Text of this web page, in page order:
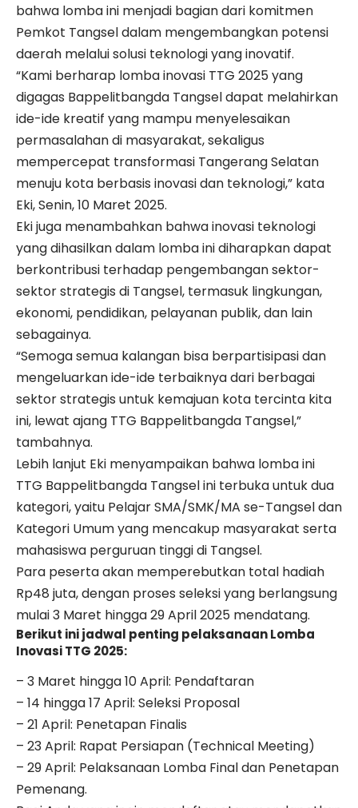
bahwa lomba ini menjadi bagian dari komitmen
Pemkot Tangseldalam mengembangkan potensi
daerah melalui solusi teknologi yang inovatif.
“Kami berharap lomba inovasi TTG 2025 yang
digagas Bappelitbangda Tangsel dapat melahirkan
ide-ide kreatif yang mampu menyelesaikan
permasalahan di masyarakat, sekaligus
mempercepat transformasi Tangerang Selatan
menuju kota berbasis inovasi dan teknologi,” kata
Eki, Senin, 10 Maret 2025.
Eki juga menambahkan bahwa inovasi teknologi
yang dihasilkan dalam lomba ini diharapkan dapat
berkontribusi terhadap pengembangan sektor-
sektor strategis di Tangsel, termasuk lingkungan,
ekonomi, pendidikan, pelayanan publik, dan lain
sebagainya.
“Semoga semua kalangan bisa berpartisipasi dan
mengeluarkan ide-ide terbaiknya dari berbagai
sektor strategis untuk kemajuan kota tercinta kita
ini, lewat ajang TTG Bappelitbangda Tangsel,”
tambahnya.
Lebih lanjut Eki menyampaikan bahwa lomba ini
TTG Bappelitbangda Tangsel ini terbuka untuk dua
kategori, yaitu Pelajar SMA/SMK/MA se-Tangsel dan
Kategori Umum yang mencakup masyarakat serta
mahasiswa perguruan tinggi di Tangsel.
Para peserta akan memperebutkan total hadiah
Rp48 juta, dengan proses seleksi yang berlangsung
mulai 3 Maret hingga 29 April 2025 mendatang.
Berikut ini jadwal penting pelaksanaan Lomba
Inovasi TTG 2025:
– 3 Maret hingga 10 April: Pendaftaran
– 14 hingga 17 April: Seleksi Proposal
– 21 April: Penetapan Finalis
– 23 April: Rapat Persiapan (Technical Meeting)
– 29 April: Pelaksanaan Lomba Final dan Penetapan
Pemenang.